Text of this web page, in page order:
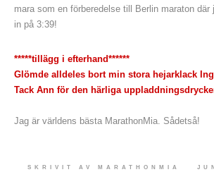
mara som en förberedelse till Berlin maraton där
in på 3:39!
*****tillägg i efterhand******
Glömde alldeles bort min stora hejarklack
Tack Ann för den härliga
Jag är världens bästa MarathonMia. Sådetså!
SKRIVIT AV MARATHONMIA